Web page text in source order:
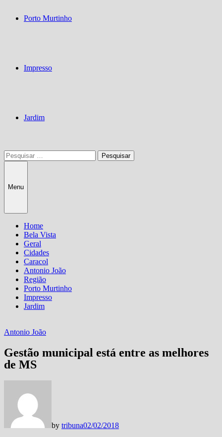
Porto Murtinho
Impresso
Jardim
Pesquisar
por:
Menu
Home
Bela Vista
Geral
Cidades
Caracol
Antonio João
Região
Porto Murtinho
Impresso
Jardim
Antonio João
Gestão municipal está entre as melhores
de MS
by tribuna02/02/2018